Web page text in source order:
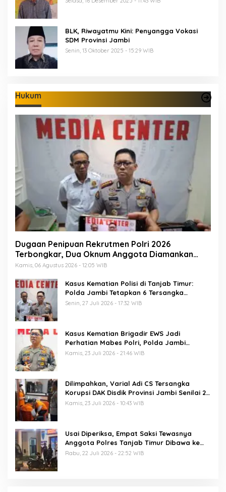
BLK, Riwayatmu Kini: Penyangga Vokasi
SDM Provinsi Jambi
Senin, 13 Oktober 2025 - 15:29 WIB
Hukum
Dugaan Penipuan Rekrutmen Polri 2026
Terbongkar, Dua Oknum Anggota Diamankan
Propam Polda Jambi
Kamis, 06 Agustus 2026 - 12:05 WIB
Kasus Kematian Polisi di Tanjab Timur:
Polda Jambi Tetapkan 6 Tersangka
Termasuk 5 Anggota Polri
Senin, 27 Juli 2026 - 17:32 WIB
Kasus Kematian Brigadir EWS Jadi
Perhatian Mabes Polri, Polda Jambi
Periksa 18 Saksi
Kamis, 23 Juli 2026 - 21:46 WIB
Dilimpahkan, Varial Adi CS Tersangka
Korupsi DAK Disdik Provinsi Jambi Senilai 21
M Segera Disidang
Kamis, 23 Juli 2026 - 10:43 WIB
Usai Diperiksa, Empat Saksi Tewasnya
Anggota Polres Tanjab Timur Dibawa ke
Sel Tahanan Mapolda Jambi
Rabu, 22 Juli 2026 - 22:52 WIB